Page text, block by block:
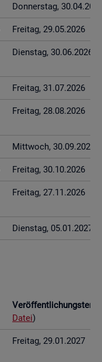
Don­ners­tag,
Frei­tag, 29.05.2026
Diens­tag, 30.06.2026
Frei­tag, 31.07.2026
Frei­tag, 28.08.2026
Mitt­woch, 30.09.2026
Frei­tag, 30.10.2026
Frei­tag, 27.11.2026
Diens­tag, 05.01.2027
Datei)
Frei­tag, 29.01.2027